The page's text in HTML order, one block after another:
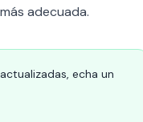
adecuada.
echa un